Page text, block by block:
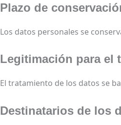
Plazo de
Los datos personales se
Legitimación para el
El tratamiento de los datos se
Destinatarios de los